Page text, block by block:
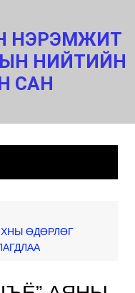
НЭРЭМЖИТ
НИЙТИЙН
САН
ӨДӨРЛӨГ